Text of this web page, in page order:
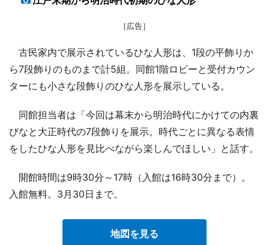
［広告］
古民家内で展示されているひな人形は、1段の平飾りか
ら7段飾りのものまで計5組。同館1階ロビーと受付カウン
ターにも小さな段飾りのひな人形を展示している。
同館担当者は「今回は幕末から明治時代にかけての内裏
びなと大正時代の7段飾りを展示。時代ごとに異なる表情
をしたひな人形を見比べながら楽しんでほしい」と話す。
開館時間は9時30分～17時（入館は16時30分まで）。
入館無料。3月30日まで。
地図を見る